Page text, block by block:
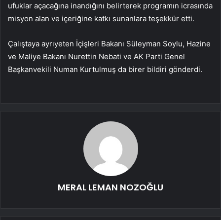
ufuklar açacağına inandığını belirterek programın icrasında
misyon alan ve içeriğine katkı sunanlara teşekkür etti.
Çalıştaya ayrıyeten İçişleri Bakanı Süleyman Soylu, Hazine
ve Maliye Bakanı Nurettin Nebati ve AK Parti Genel
Başkanvekili Numan Kurtulmuş da birer bildiri gönderdi.
MERAL LEMAN NOZOĞLU